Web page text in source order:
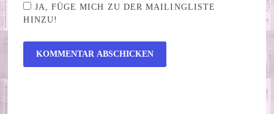
JA, FÜGE MICH ZU DER MAILINGLISTE
HINZU!